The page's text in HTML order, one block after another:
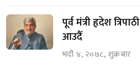
पूर्व मंत्री हृदेश
आउदैँ
भदौ ४, २०७८, शुक्रबार